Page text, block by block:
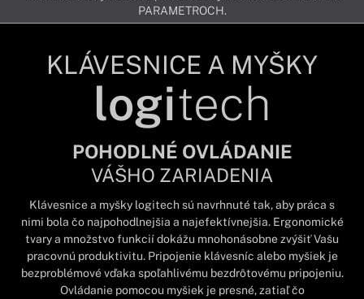
PARAMETROCH.
KLÁVESNICE A MYŠKY
logitech
POHODLNÉ OVLÁDANIE
VÁŠHO ZARIADENIA
Klávesnice a myšky logitech sú navrhnuté tak, aby práca s
nimi bola čo najpohodlnejšia a najefektívnejšia. Ergonomické
tvary a množstvo funkcií dokážu mnohonásobne zvýšiť Vašu
pracovnú produktivitu. Pripojenie klávesníc alebo myšiek je
bezproblémové vďaka spoľahlivému bezdrôtovému pripojeniu.
Ovládanie pomocou myšiek je presné, zatiaľ čo